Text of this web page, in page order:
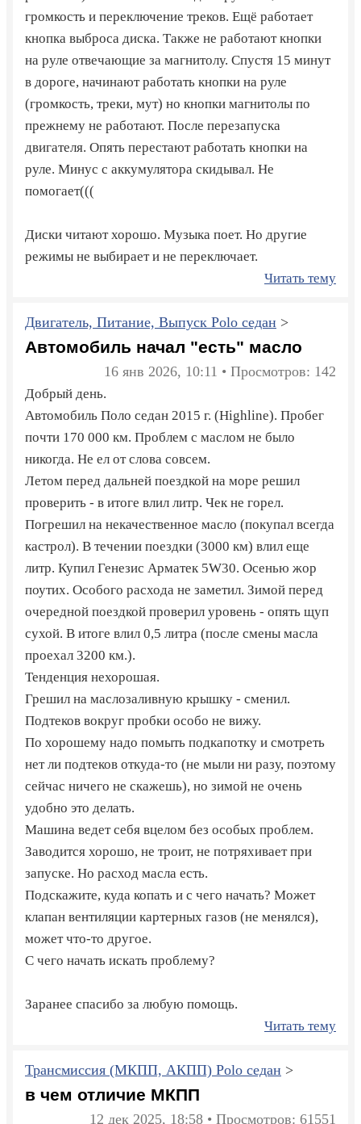
громкость и переключение треков. Ещё работает
кнопка выброса диска. Также не работают кнопки
на руле отвечающие за магнитолу. Спустя 15 минут
в дороге, начинают работать кнопки на руле
(громкость, треки, мут) но кнопки магнитолы по
прежнему не работают. После перезапуска
двигателя. Опять перестают работать кнопки на
руле. Минус с аккумулятора скидывал. Не
помогает(((
Диски читают хорошо. Музыка поет. Но другие
режимы не выбирает и не переключает.
Читать тему
Двигатель, Питание, Выпуск Polo седан >
Автомобиль начал "есть" масло
16 янв 2026, 10:11 • Просмотров: 142
Добрый день.
Автомобиль Поло седан 2015 г. (Highline). Пробег
почти 170 000 км. Проблем с маслом не было
никогда. Не ел от слова совсем.
Летом перед дальней поездкой на море решил
проверить - в итоге влил литр. Чек не горел.
Погрешил на некачественное масло (покупал всегда
кастрол). В течении поездки (3000 км) влил еще
литр. Купил Генезис Арматек 5W30. Осенью жор
поутих. Особого расхода не заметил. Зимой перед
очередной поездкой проверил уровень - опять щуп
сухой. В итоге влил 0,5 литра (после смены масла
проехал 3200 км.).
Тенденция нехорошая.
Грешил на маслозаливную крышку - сменил.
Подтеков вокруг пробки особо не вижу.
По хорошему надо помыть подкапотку и смотреть
нет ли подтеков откуда-то (не мыли ни разу, поэтому
сейчас ничего не скажешь), но зимой не очень
удобно это делать.
Машина ведет себя вцелом без особых проблем.
Заводится хорошо, не троит, не потряхивает при
запуске. Но расход масла есть.
Подскажите, куда копать и с чего начать? Может
клапан вентиляции картерных газов (не менялся),
может что-то другое.
С чего начать искать проблему?
Заранее спасибо за любую помощь.
Читать тему
Трансмиссия (МКПП, АКПП) Polo седан >
в чем отличие МКПП
12 дек 2025, 18:58 • Просмотров: 61551